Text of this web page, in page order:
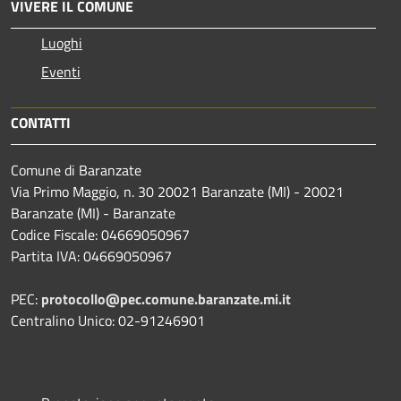
VIVERE IL COMUNE
Luoghi
Eventi
CONTATTI
Comune di Baranzate
Via Primo Maggio, n. 30 20021 Baranzate (MI) - 20021
Baranzate (MI) - Baranzate
Codice Fiscale: 04669050967
Partita IVA: 04669050967
PEC: protocollo@pec.comune.baranzate.mi.it
Centralino Unico: 02-91246901